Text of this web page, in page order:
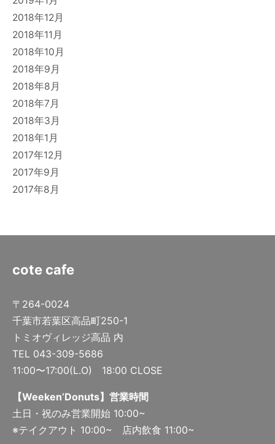
2018年12月
2018年11月
2018年10月
2018年9月
2018年8月
2018年7月
2018年3月
2018年1月
2017年12月
2017年9月
2017年8月
cote cafe
〒264-0024
千葉市若葉区高品町250-1
トミオヴィレッジ高品 内
TEL 043-309-5686
11:00〜17:00(L.O) 18:00 CLOSE
【Weeken’Donuts】営業時間
土日・祝のみ営業開始 10:00~
※テイクアウト 10:00~ 店内飲食 11:00~